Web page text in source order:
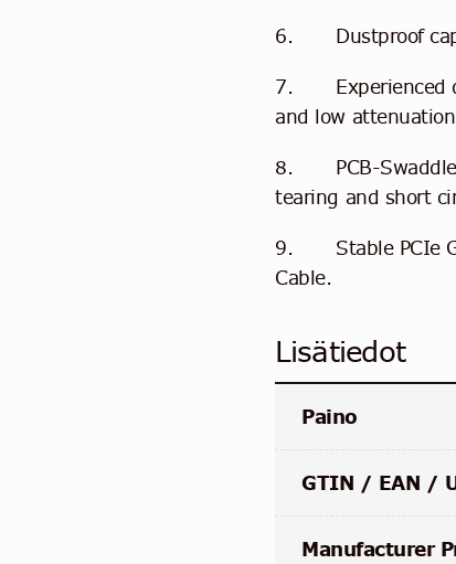
6. Dustproof cap
7. Experienced
and low
8. PCB-
tearing and short
9. Stable PCIe
Cable.
Lisätiedot
Paino
GTIN / EAN /
Manufacturer